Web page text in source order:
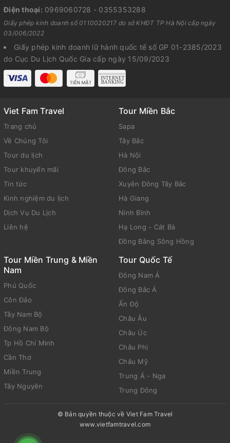
Điện thoại: 0969060728 - 0355353288
Giấy phép kinh doanh số 0110020217 do sở KHĐT TP Hà Nội cấp ngày
03/006/2022
Giấy phép kinh doanh lữ hành quốc tế số GP 01-2385/2023
do Cục Du Lịch Quốc Gia cấp ngày 15/09/2023
Viet Fam Travel
Trang chủ
Về Chúng Tôi
Tour du lịch
Tour khuyến mãi
Tin tức
Kinh nghiệm du lịch
Dịch Vụ Du Lịch
Liên hệ
Tour Miền Bắc
Sapa
Tây Bắc
Hà Nội
Đông Bắc
Xuyên Đông Tây Bắc
Hà Giang
Ninh Bình
Hạ Long - Cát Bà
Đồng Bằng Sông Hồng
Tour Miền Trung & Miền
Nam
Phú Quốc
Côn Đảo
Tây Nam Bộ
Đông Nam Bộ
Tp Hồ Chí Minh
Cần Thơ
Miền Trung
Tây Nguyên
Tour Quốc Tế
Đông Nam Á
Đông Bắc Á
Ấn Độ
Châu Âu
Châu Úc
Châu Phi
Châu Mỹ
Trung Á - Nga
Trung Đông
© Bản quyền thuộc về Viet Fam Travel
www.vietfamtravel.com